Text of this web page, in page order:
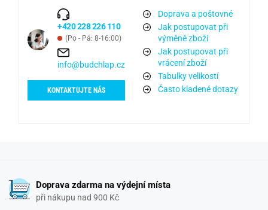
+420 228 226 110
(Po - Pá: 8-16:00)
info@budchlap.cz
KONTAKTUJTE NÁS
Doprava a poštovné
Jak postupovat při
výměně zboží
Jak postupovat při
vrácení zboží
Tabulky velikostí
Často kladené dotazy
Doprava zdarma na výdejní místa
při nákupu nad 900 Kč